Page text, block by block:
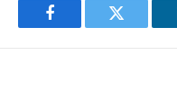
Facebook Twitter